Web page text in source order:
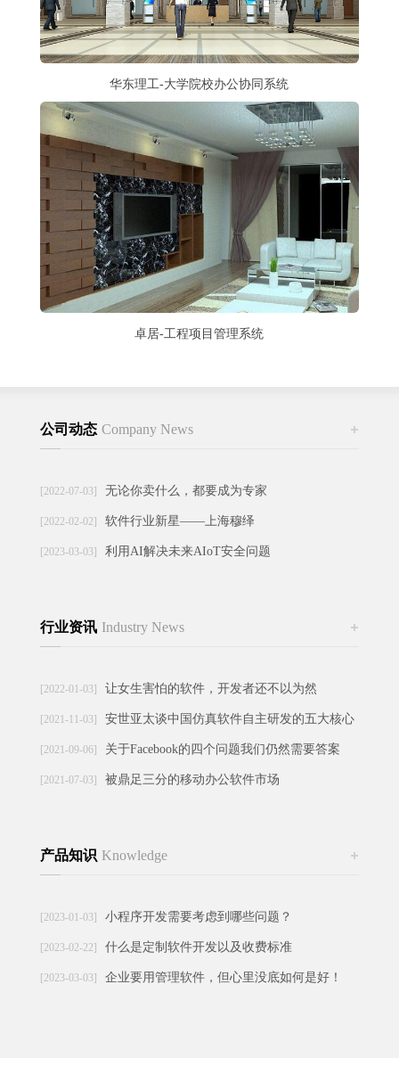
华东理工-大学院校办公协同系统
卓居-工程项目管理系统
公司动态 Company News
[2022-07-03] 无论你卖什么，都要成为专家
[2022-02-02] 软件行业新星——上海穆绎
[2023-03-03] 利用AI解决未来AIoT安全问题
行业资讯 Industry News
[2022-01-03] 让女生害怕的软件，开发者还不以为然
[2021-11-03] 安世亚太谈中国仿真软件自主研发的五大核心
障碍
[2021-09-06] 关于Facebook的四个问题我们仍然需要答案
[2021-07-03] 被鼎足三分的移动办公软件市场
产品知识 Knowledge
[2023-01-03] 小程序开发需要考虑到哪些问题？
[2023-02-22] 什么是定制软件开发以及收费标准
[2023-03-03] 企业要用管理软件，但心里没底如何是好！